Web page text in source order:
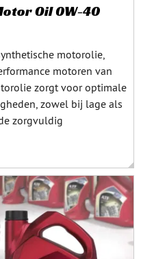
Oil 0W-40
motorolie,
motoren van
zorgt voor optimale
zowel bij lage als
zorgvuldig